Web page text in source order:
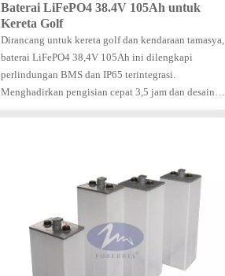
Baterai LiFePO4 38.4V 105Ah untuk
Kereta Golf
Dirancang untuk kereta golf dan kendaraan tamasya,
baterai LiFePO4 38,4V 105Ah ini dilengkapi
perlindungan BMS dan IP65 terintegrasi.
Menghadirkan pengisian cepat 3,5 jam dan desain